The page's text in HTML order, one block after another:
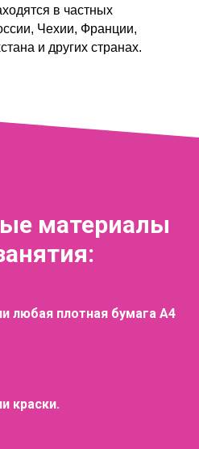
в частных
Чехии, Франции,
и других странах.
материалы
любая плотная бумага А4
краски.